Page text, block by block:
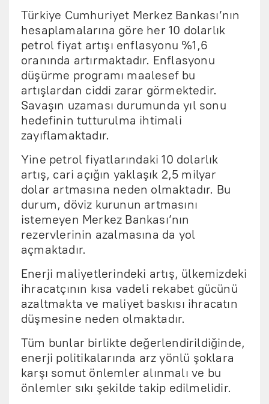
Türkiye Cumhuriyet Merkez Bankası’nın
hesaplamalarına göre her 10 dolarlık
petrol fiyat artışı enflasyonu %1,6
oranında artırmaktadır. Enflasyonu
düşürme programı maalesef bu
artışlardan ciddi zarar görmektedir.
Savaşın uzaması durumunda yıl sonu
hedefinin tutturulma ihtimali
zayıflamaktadır.
Yine petrol fiyatlarındaki 10 dolarlık
artış, cari açığın yaklaşık 2,5 milyar
dolar artmasına neden olmaktadır. Bu
durum, döviz kurunun artmasını
istemeyen Merkez Bankası’nın
rezervlerinin azalmasına da yol
açmaktadır.
Enerji maliyetlerindeki artış, ülkemizdeki
ihracatçının kısa vadeli rekabet gücünü
azaltmakta ve maliyet baskısı ihracatın
düşmesine neden olmaktadır.
Tüm bunlar birlikte değerlendirildiğinde,
enerji politikalarında arz yönlü şoklara
karşı somut önlemler alınmalı ve bu
önlemler sıkı şekilde takip edilmelidir.